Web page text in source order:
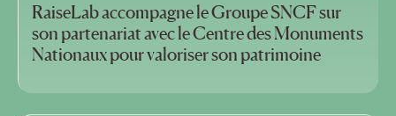
RaiseLab accompagne le Groupe SNCF sur
son partenariat avec le Centre des Monuments
Nationaux pour valoriser son patrimoine